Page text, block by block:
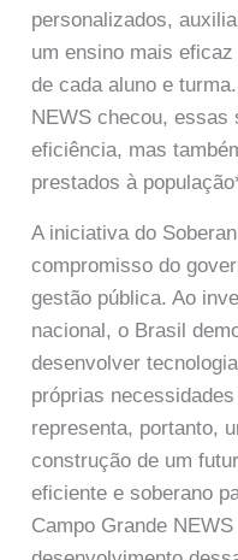
personalizados,
um ensino mais
de cada aluno e
NEWS checou, essas
eficiência, mas
prestados à
A iniciativa do
compromisso do
gestão pública. Ao
nacional, o Brasil
desenvolver
próprias
representa, portanto,
construção de um
eficiente e soberano
Campo Grande